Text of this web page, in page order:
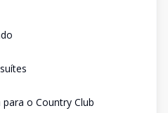
o Country Club